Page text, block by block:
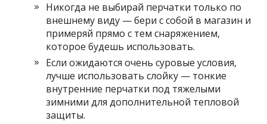
Никогда не выбирай перчатки только по
внешнему виду — бери с собой в магазин и
примеряй прямо с тем снаряжением,
которое будешь использовать.
Если ожидаются очень суровые условия,
лучше использовать слойку — тонкие
внутренние перчатки под тяжелыми
зимними для дополнительной тепловой
защиты.